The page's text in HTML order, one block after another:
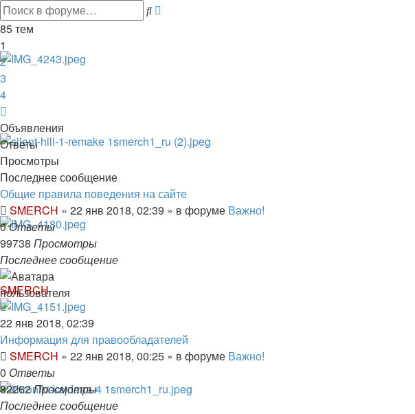
Поиск
85 тем
1
2
3
4
Объявления
Ответы
Просмотры
Последнее сообщение
Общие правила поведения на сайте
SMERCH » 22 янв 2018, 02:39 » в форуме Важно!
0Ответы
99738 Просмотры
Последнее сообщение
SMERCH
22 янв 2018, 02:39
Информация для правообладателей
SMERCH » 22 янв 2018, 00:25 » в форуме Важно!
0 Ответы
82262Просмотры
Последнее сообщение